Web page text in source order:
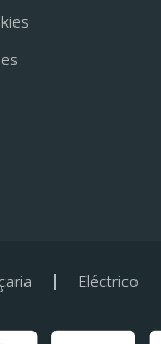
Eléctrico